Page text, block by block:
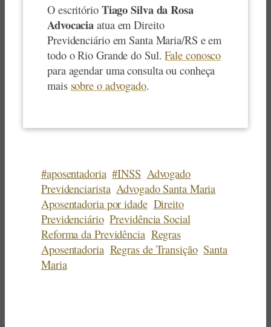
O escritório Tiago Silva da Rosa
Advocacia atua em Direito
Previdenciário em Santa Maria/RS e em
todo o Rio Grande do Sul.Fale conosco
para agendar uma consulta ou conheça
mais sobre o advogado.
#aposentadoria #INSS Advogado
Previdenciarista Advogado Santa Maria
Aposentadoria por idade Direito
Previdenciário Previdência Social
Reforma da Previdência Regras
Aposentadoria Regras de Transição Santa
Maria